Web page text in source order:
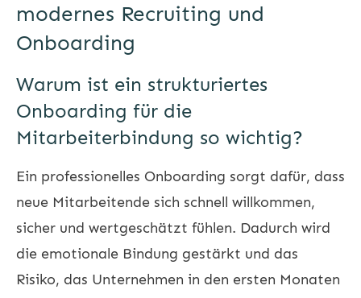
modernes Recruiting und
Onboarding
Warum ist ein strukturiertes
Onboarding für die
Mitarbeiterbindung so wichtig?
Ein professionelles Onboarding sorgt dafür, dass
neue Mitarbeitende sich schnell willkommen,
sicher und wertgeschätzt fühlen. Dadurch wird
die emotionale Bindung gestärkt und das
Risiko, das Unternehmen in den ersten Monaten